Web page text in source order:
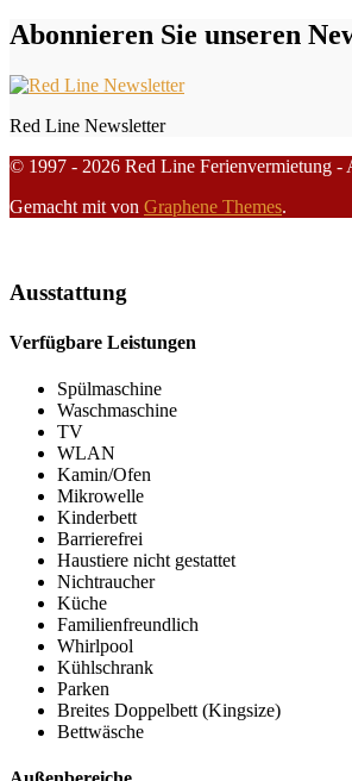
Abonnieren Sie unseren
Red Line Newsletter
© 1997 - 2026 Red Line Ferienvermietung -
Gemacht mit von Graphene Themes.
Ausstattung
Verfügbare Leistungen
Spülmaschine
Waschmaschine
TV
WLAN
Kamin/Ofen
Mikrowelle
Kinderbett
Barrierefrei
Haustiere nicht gestattet
Nichtraucher
Küche
Familienfreundlich
Whirlpool
Kühlschrank
Parken
Breites Doppelbett (Kingsize)
Bettwäsche